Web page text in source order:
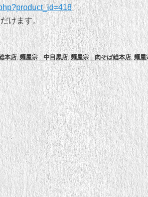
けます。
本店, 麺屋宗 中目黒店,麺屋宗 肉そば総本店,麺